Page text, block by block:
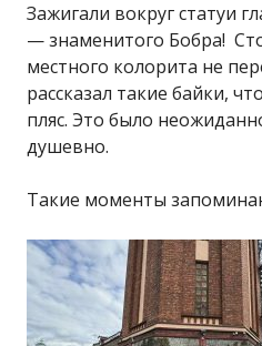
Зажигали вокруг статуи
— знаменитого Бобра!
местного колорита не
рассказал такие байки,
пляс. Это было
душевно.
Такие моменты